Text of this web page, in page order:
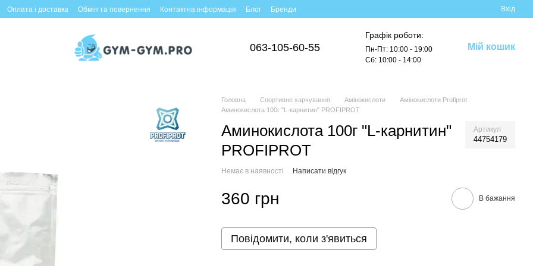
Оплата і доставка Обмін та повернення Контактна інформація Блог Бренди Вхід
063-105-60-55
Графік роботи:
Пн-Пт: 10:00 - 19:00
Сб: 10:00 - 14:00
Мій кошик
Головна Спортивне харчування Амінокислоти
Амінокислоти Profiprot
Аминокислота 100г "L-карнитин" PROFIPROT
Аминокислота 100г "L-карнитин"
PROFIPROT
Артикул
44754179
Немає в наявності Написати відгук
360 грн В бажання
Повідомити, коли з'явиться